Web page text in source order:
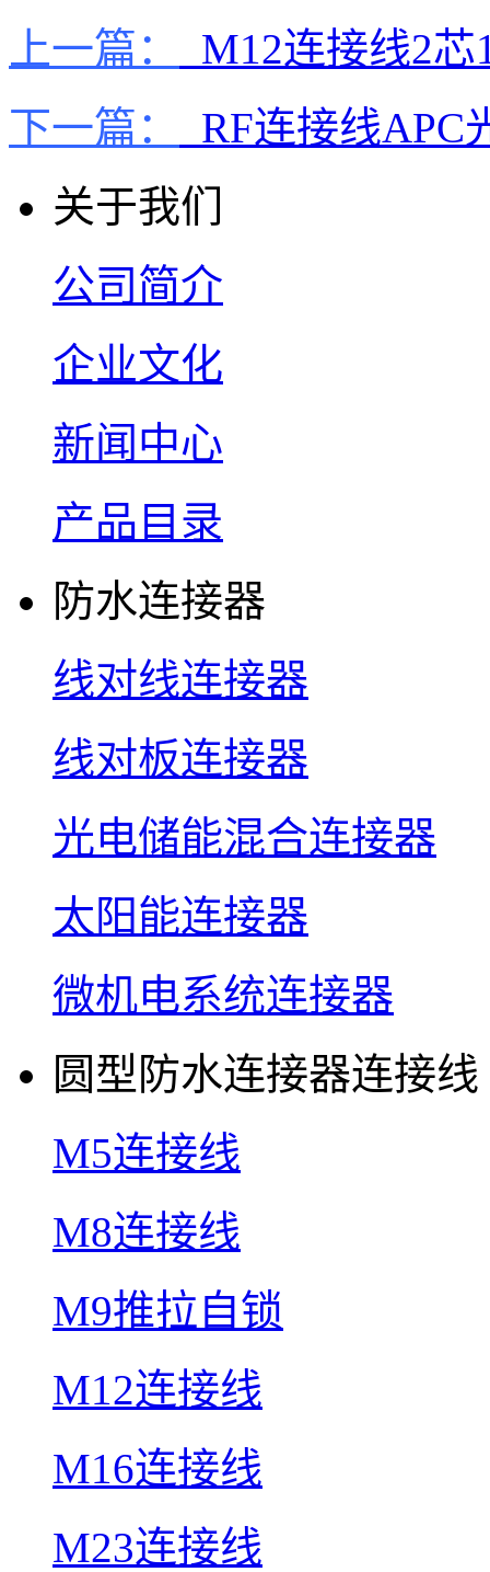
上一篇：
M12连接线2
下一篇：
RF连接线APC
关于我们
公司简介
企业文化
新闻中心
产品目录
防水连接器
线对线连接器
线对板连接器
光电储能混合连接器
太阳能连接器
微机电系统连接器
圆型防水连接器连接线
M5连接线
M8连接线
M9推拉自锁
M12连接线
M16连接线
M23连接线